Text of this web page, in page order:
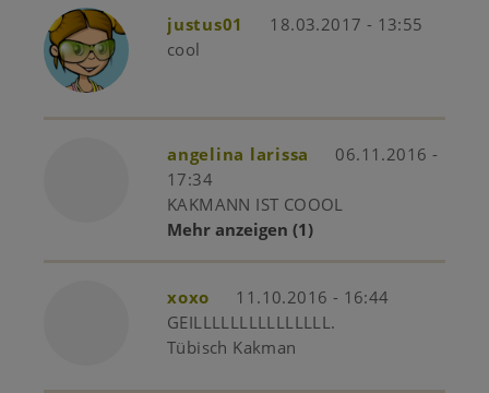
justus01
18.03.2017 - 13:55
cool
angelina larissa
06.11.2016 -
17:34
KAKMANN IST COOOL
Mehr anzeigen (1)
xoxo
11.10.2016 - 16:44
GEILLLLLLLLLLLLLLL.
Tübisch Kakman